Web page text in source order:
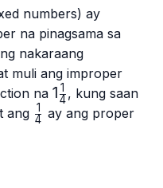
numbers) ay
na pinagsama sa
nakaraang
muli ang improper
na 1\frac{1}
{4}
14
1 , kung saan
ang \frac{1}
4
1
ay ang proper